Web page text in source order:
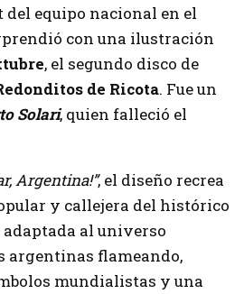
del equipo nacional en el
con una ilustración
, el segundo disco de
de Ricota. Fue un
Solari, quien falleció el
Argentina!”, el diseño recrea
y callejera del histórico
al universo
argentinas flameando,
mundialistas y una